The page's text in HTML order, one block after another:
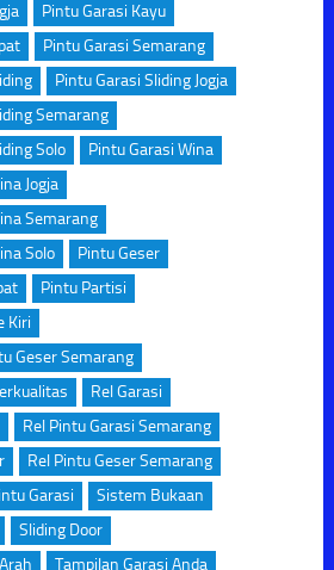
Pintu Garasi Kayu
Pintu Garasi Semarang
Pintu Garasi Sliding Jogja
Semarang
Solo
Pintu Garasi Wina
Jogja
Semarang
Solo
Pintu Geser
Pintu Partisi
Kiri
Geser Semarang
Rel Garasi
Rel Pintu Garasi Semarang
Rel Pintu Geser Semarang
Garasi
Sistem Bukaan
Sliding Door
Tampilan Garasi Anda